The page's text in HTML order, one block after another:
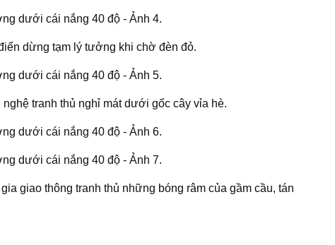
dừng tạm lý tưởng khi chờ đèn đỏ.
tranh thủ nghỉ mát dưới gốc cây vỉa hè.
giao thông tranh thủ những bóng râm của gầm cầu, tán